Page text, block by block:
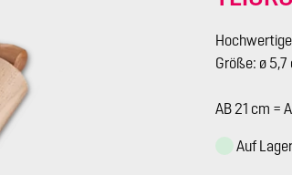
Größe: ø 5,7
AB 21 cm =
Auf Lager